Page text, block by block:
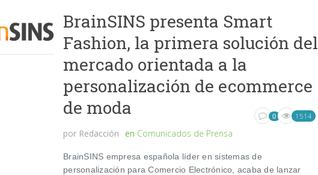
BrainSINS presenta Smart
Fashion, la primera solución del
mercado orientada a la
personalización de ecommerce
de moda
por Redacción en Comunicados de Prensa
0 1514
BrainSINS empresa española líder en sistemas de
personalización para Comercio Electrónico, acaba de lanzar